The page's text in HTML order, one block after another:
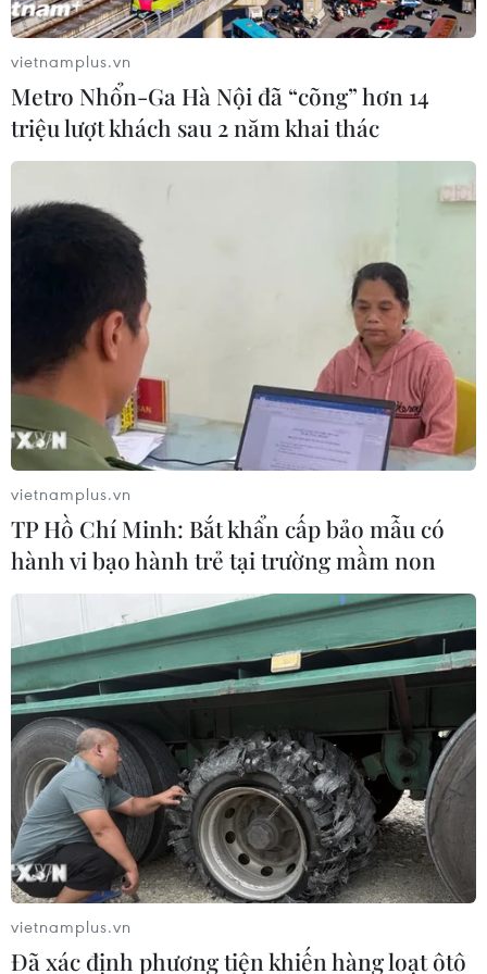
#biến đổi khí hậu
#nguồn cung chip điện tử
#viện trợ nhân đạo cho Afghanistan
Theo dõi VietnamPlus
TIN LIÊN QUAN
vietnamplus.vn
Metro Nhổn-Ga Hà Nội đã “cõng” hơn 14
triệu lượt khách sau 2 năm khai thác
vietnamplus.vn
TP Hồ Chí Minh: Bắt khẩn cấp bảo mẫu có
hành vi bạo hành trẻ tại trường mầm non
vietnamplus.vn
Đã xác định phương tiện khiến hàng loạt ôtô